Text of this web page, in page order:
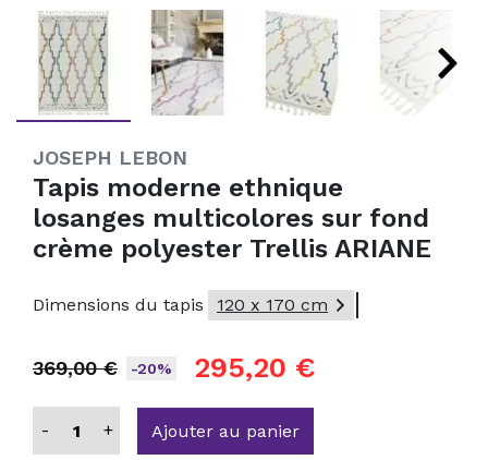
JOSEPH LEBON
Tapis moderne ethnique
losanges multicolores sur fond
crème polyester Trellis ARIANE
Dimensions du tapis 120 x 170 cm 
369,00 € -20% 295,20 €
- + Ajouter au panier